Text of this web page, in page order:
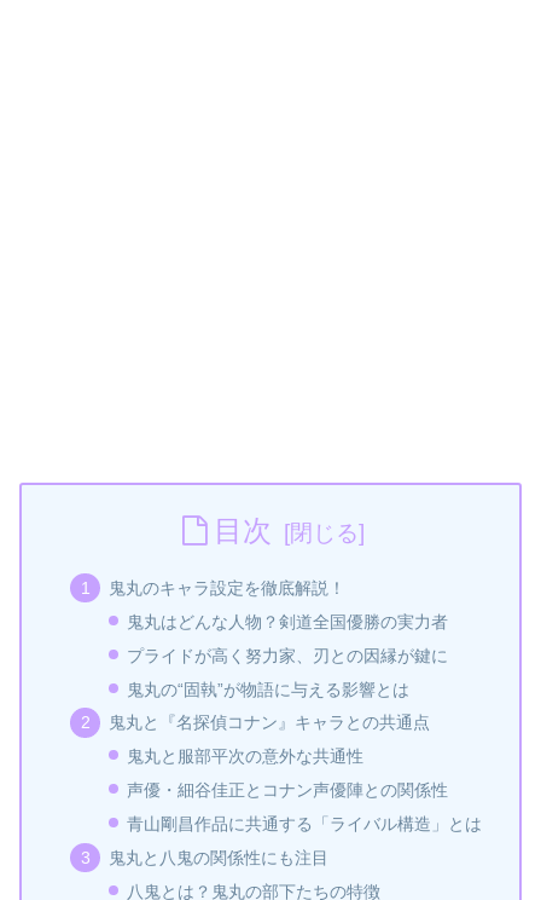
目次
鬼丸のキャラ設定を徹底解説！
鬼丸はどんな人物？剣道全国優勝の実力者
プライドが高く努力家、刃との因縁が鍵に
鬼丸の“固執”が物語に与える影響とは
鬼丸と『名探偵コナン』キャラとの共通点
鬼丸と服部平次の意外な共通性
声優・細谷佳正とコナン声優陣との関係性
青山剛昌作品に共通する「ライバル構造」とは
鬼丸と八鬼の関係性にも注目
八鬼とは？鬼丸の部下たちの特徴